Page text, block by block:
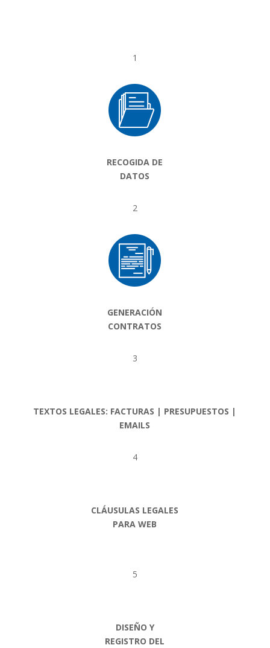
1
RECOGIDA DE
DATOS
2
GENERACIÓN
CONTRATOS
3
TEXTOS LEGALES: FACTURAS | PRESUPUESTOS |
EMAILS
4
CLÁUSULAS LEGALES
PARA WEB
5
DISEÑO Y
REGISTRO DEL